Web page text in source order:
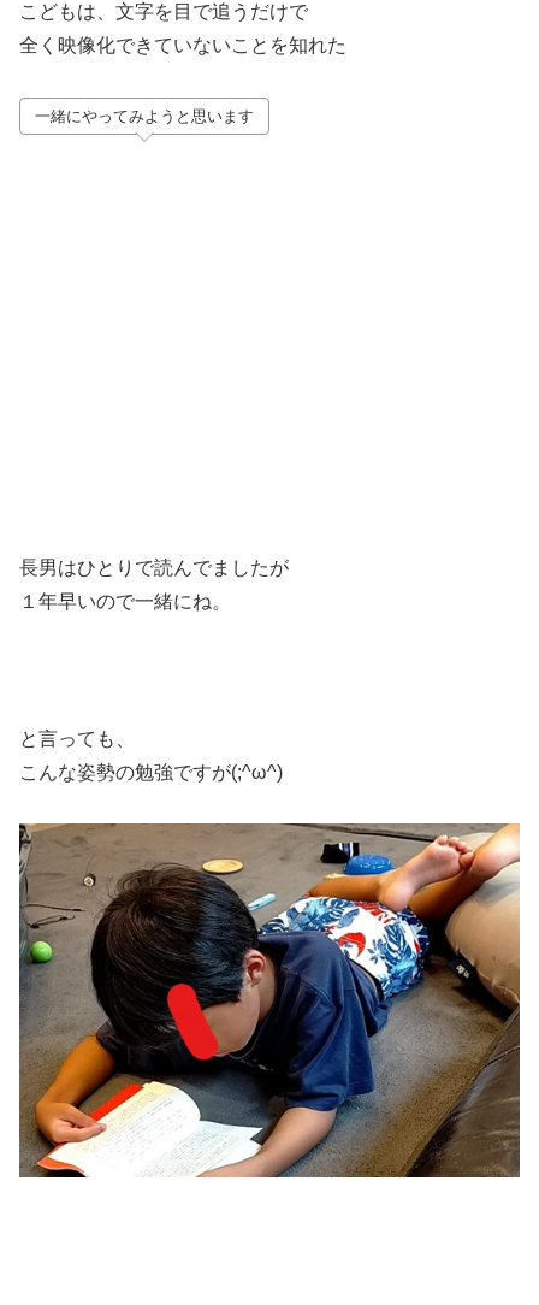
こどもは、文字を目で追うだけで
全く映像化できていないことを知れた
一緒にやってみようと思います
長男はひとりで読んでましたが
１年早いので一緒にね。
と言っても、
こんな姿勢の勉強ですが(;^ω^)